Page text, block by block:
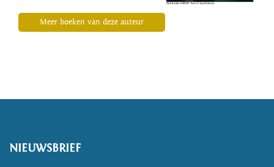
Meer boeken van deze auteur
NIEUWSBRIEF